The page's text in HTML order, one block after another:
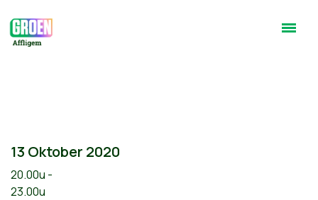
13 Oktober 2020
20.00u -
23.00u